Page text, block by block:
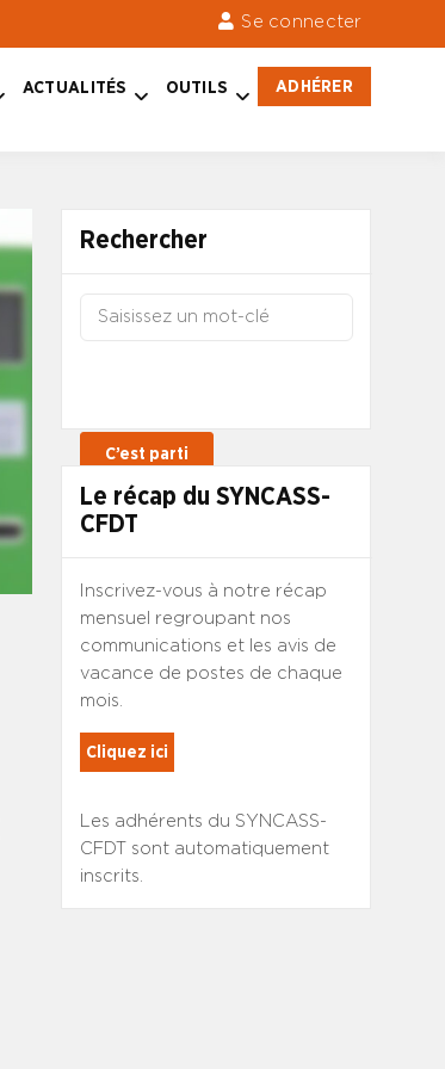
Se connecter
ACTUALITÉS OUTILS ADHÉRER
Rechercher
Le récap du SYNCASS-
CFDT
Inscrivez-vous à notre récap
mensuel regroupant nos
communications et les avis de
vacance de postes de chaque
mois.
Cliquez ici
Les adhérents du SYNCASS-
CFDT sont automatiquement
inscrits.